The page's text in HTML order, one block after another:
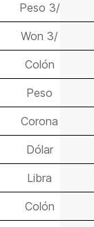
Peso 3/
Won 3/
Colón
Peso
Corona
Dólar
Libra
Colón